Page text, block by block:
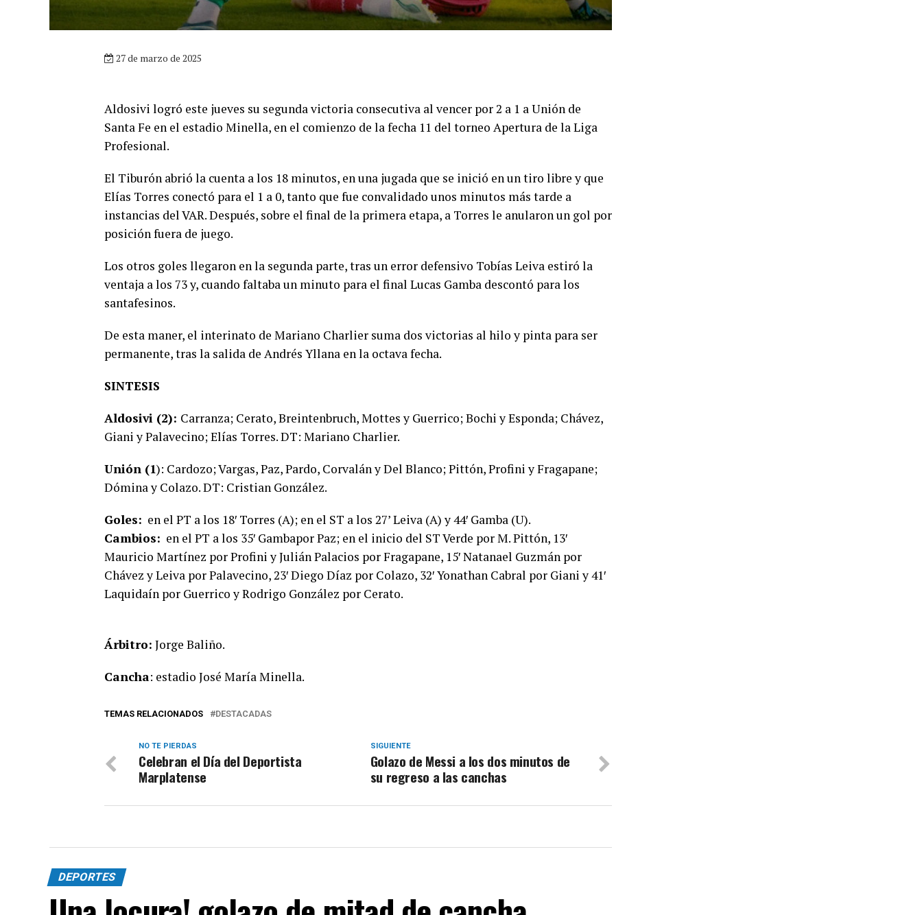
27 de marzo de 2025
Aldosivi logró este jueves su segunda victoria consecutiva al vencer por 2 a 1 a Unión de
Santa Fe en el estadio Minella, en el comienzo de la fecha 11 del torneo Apertura de la Liga
Profesional.
El Tiburón abrió la cuenta a los 18 minutos, en una jugada que se inició en un tiro libre y que
Elías Torres conectó para el 1 a 0, tanto que fue convalidado unos minutos más tarde a
instancias del VAR. Después, sobre el final de la primera etapa, a Torres le anularon un gol por
posición fuera de juego.
Los otros goles llegaron en la segunda parte, tras un error defensivo Tobías Leiva estiró la
ventaja a los 73 y, cuando faltaba un minuto para el final Lucas Gamba descontó para los
santafesinos.
De esta maner, el interinato de Mariano Charlier suma dos victorias al hilo y pinta para ser
permanente, tras la salida de Andrés Yllana en la octava fecha.
SINTESIS
Aldosivi (2): Carranza; Cerato, Breintenbruch, Mottes y Guerrico; Bochi y Esponda; Chávez,
Giani y Palavecino; Elías Torres. DT: Mariano Charlier.
Unión (1): Cardozo; Vargas, Paz, Pardo, Corvalán y Del Blanco; Pittón, Profini y Fragapane;
Dómina y Colazo. DT: Cristian González.
Goles: en el PT a los 18′ Torres (A); en el ST a los 27’ Leiva (A) y 44′ Gamba (U).
Cambios: en el PT a los 35′ Gambapor Paz; en el inicio del ST Verde por M. Pittón, 13′
Mauricio Martínez por Profini y Julián Palacios por Fragapane, 15′ Natanael Guzmán por
Chávez y Leiva por Palavecino, 23′ Diego Díaz por Colazo, 32′ Yonathan Cabral por Giani y 41′
Laquidaín por Guerrico y Rodrigo González por Cerato.
Árbitro: Jorge Baliño.
Cancha: estadio José María Minella.
TEMAS RELACIONADOS DESTACADAS
SIGUIENTE
Golazo de Messi a los dos minutos de
su regreso a las canchas
NO TE PIERDAS
Celebran el Día del Deportista
Marplatense
DEPORTES